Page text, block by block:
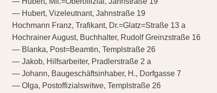
— Hubert, Vizeleutnant, Jahnstraße 19
Hochmann Franz, Trafikant, Dr.=Glatz=Straße 13 a
Hochrainer August, Buchhalter, Rudolf Greinzstraße 16
— Blanka, Post=Beamtin, Templstraße 26
— Jakob, Hilfsarbeiter, Pradlerstraße 2 a
— Johann, Baugeschäftsinhaber, H., Dorfgasse 7
— Olga, Postoffizialswitwe, Templstraße 26